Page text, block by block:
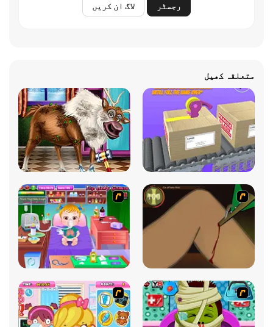
رجسٹر لاگ ان کریں
متعلقہ کھیل